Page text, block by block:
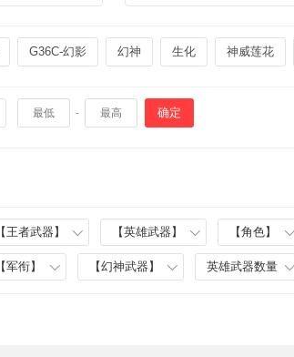
G36C-幻影 幻神 生化 神威莲花
- 确定
【王者武器】 【英雄武器】 【角色】
【军衔】 【幻神武器】 英雄武器数量